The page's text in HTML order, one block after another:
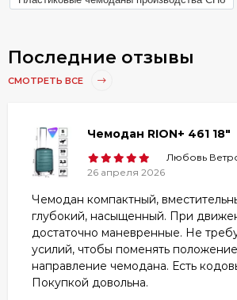
Последние отзывы
СМОТРЕТЬ ВСЕ
Чемодан RION+ 461 18"
Любовь
26 апреля 2026
Чемодан компактный,
глубокий, насыщенный. При
достаточно маневренные. Не
усилий, чтобы поменять
направление чемодана. Есть
Покупкой довольна.